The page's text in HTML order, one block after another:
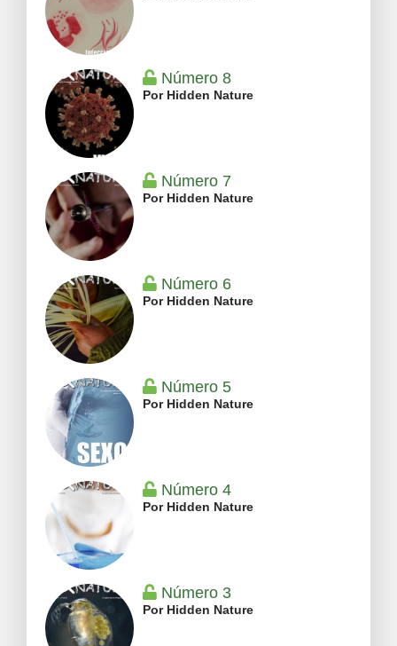
Número 8
Por Hidden Nature
Número 7
Por Hidden Nature
Número 6
Por Hidden Nature
Número 5
Por Hidden Nature
Número 4
Por Hidden Nature
Número 3
Por Hidden Nature